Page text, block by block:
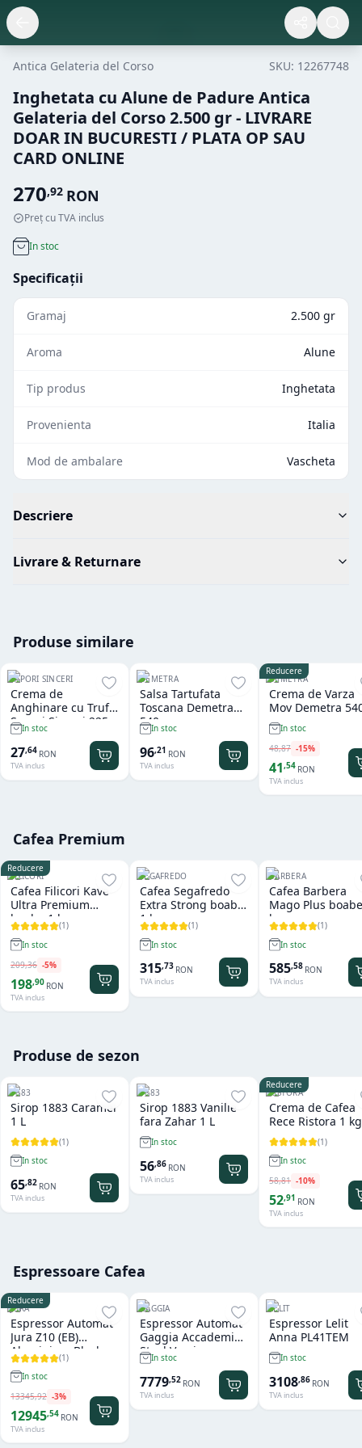
Antica Gelateria del Corso SKU: 12267748
Inghetata cu Alune de Padure Antica
Gelateria del Corso 2.500 gr - LIVRARE
DOAR IN BUCURESTI / PLATA OP SAU
CARD ONLINE
270,92 RON
Preț cu TVA inclus
In stoc
Specificații
Gramaj 2.500 gr
Aroma Alune
Tip produs Inghetata
Provenienta Italia
Mod de ambalare Vascheta
Descriere
Livrare & Returnare
Produse similare
SAPORI SINCERI
Crema de
Anghinare cu Trufe
Sapori Sinceri 225
mlIn stoc
27,64 RON
TVA inclus
DEMETRA
Salsa Tartufata
Toscana Demetra
540 gr
In stoc
96,21 RON
TVA inclus
Reducere
DEMETRA
Crema de Varza
Mov Demetra
grIn stoc
48,87 -15%
41,54 RON
TVA inclus
Cafea Premium
Reducere
FILICORI
Cafea Filicori Kave
Ultra Premium
boabe 1 kg
(1)
In stoc
209,36 -5%
198,90 RON
TVA inclus
SEGAFREDO
Cafea Segafredo
Extra Strong boabe
1 kg
(1)
In stoc
315,73 RON
TVA inclus
BARBERA
Cafea Barbera
Mago Plus
kg
(1)
In stoc
585,58 RON
TVA inclus
Produse de sezon
1883
Sirop 1883 Caramel
1 L
(1)
In stoc
65,82 RON
TVA inclus
1883
Sirop 1883 Vanilie
fara Zahar 1 L
In stoc
56,86 RON
TVA inclus
Reducere
RISTORA
Crema de Cafea
Rece Ristora 1 kg
(1)
In stoc
58,81 -10%
52,91 RON
TVA inclus
Espressoare Cafea
Reducere
JURA
Espressor Automat
Jura Z10 (EB)
Aluminium Black
(1)
In stoc
13345,92 -3%
12945,54 RON
TVA inclus
GAGGIA
Espressor Automat
Gaggia Accademia
Steel Version
In stoc
7779,52 RON
TVA inclus
LELIT
Espressor Lelit
Anna PL41TEM
In stoc
3108,86 RON
TVA inclus